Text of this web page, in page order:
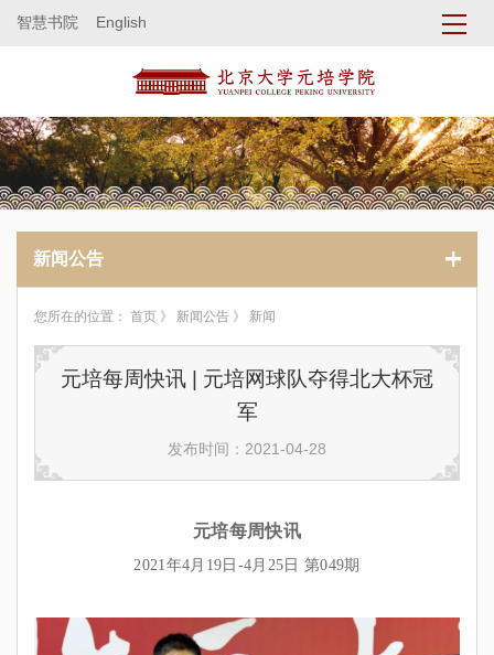
智慧书院 English
新闻公告
您所在的位置： 首页 》 新闻公告 》 新闻
元培每周快讯 | 元培网球队夺得北大杯冠
军
发布时间：2021-04-28
元培每周快讯
2021年4月19日-4月25日 第049期